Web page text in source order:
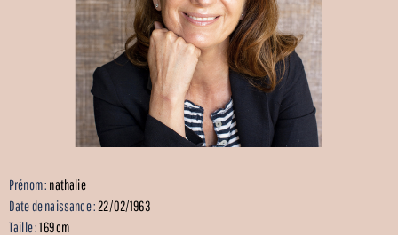
Prénom : nathalie
Date de naissance :22/02/1963
Taille :169 cm